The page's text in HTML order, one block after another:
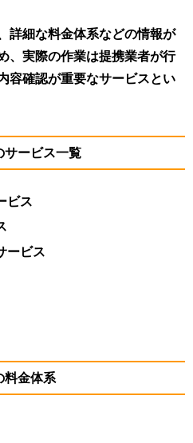
詳細な料金体系などの情報が
、実際の作業は提携業者が行
容確認が重要なサービスとい
サービス一覧
ビス
ービス
料金体系